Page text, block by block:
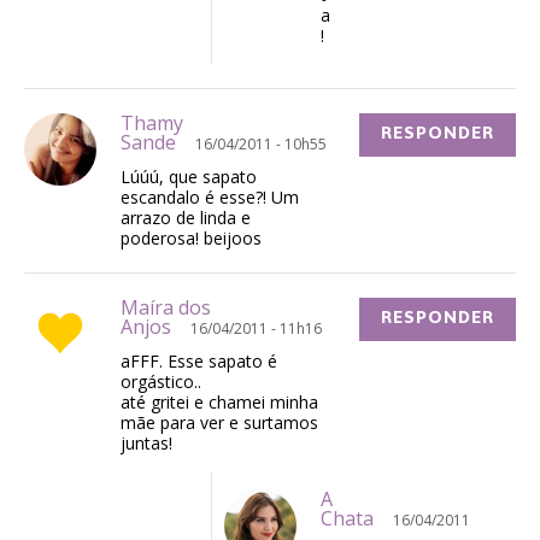
a
!
Thamy
Sande 16/04/2011 - 10h55
Lúúú, que sapato
escandalo é esse?! Um
arrazo de linda e
poderosa! beijoos
RESPONDER
Maíra dos
Anjos 16/04/2011 - 11h16
aFFF. Esse sapato é
orgástico..
até gritei e chamei minha
mãe para ver e surtamos
juntas!
RESPONDER
A
Chata
16/04/2011